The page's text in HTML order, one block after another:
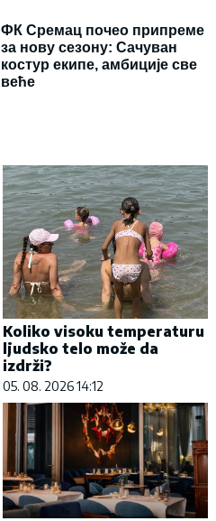
ФК Сремац почео припреме
за нову сезону: Сачуван
костур екипе, амбиције све
веће
Koliko visoku temperaturu
ljudsko telo može da
izdrži?
05. 08. 2026 14:12